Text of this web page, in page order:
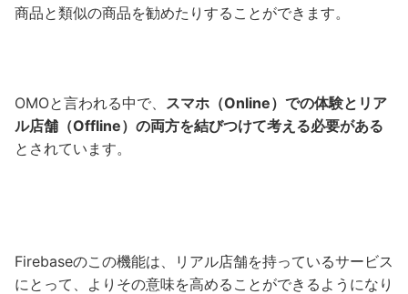
商品と類似の商品を勧めたりすることができます。
OMOと言われる中で、 スマホ（Online）での体験とリア
ル店舗（Offline）の両方を結びつけて考える必要がある
とされています。
Firebaseのこの機能は、リアル店舗を持っているサービス
にとって、よりその意味を高めることができるようになり